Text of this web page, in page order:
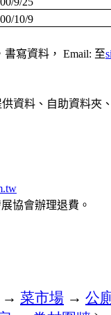
10/9
寫資料， Email: 至
資料、自助資料夾
協會辦理退費。
→ 菜市場 → 公